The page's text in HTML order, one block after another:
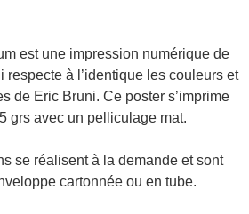
est une impression numérique de
respecte à l’identique les couleurs et
de Eric Bruni. Ce poster s’imprime
grs avec un pelliculage mat.
se réalisent à la demande et sont
cartonnée ou en tube.